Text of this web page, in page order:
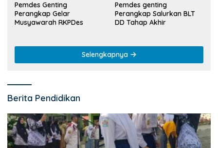
Pemdes Genting
Perangkap Gelar
Musyawarah RKPDes
Pemdes genting
Perangkap Salurkan BLT
DD Tahap Akhir
Selengkapnya
Berita Pendidikan